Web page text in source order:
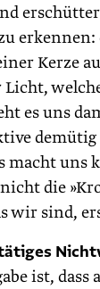
Kerze
es uns
macht
die
wir sind,
ist,